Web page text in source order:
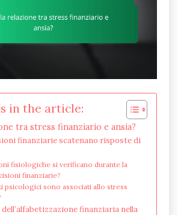
in the article:
tra stress finanziario e ansia?
finanziarie scatenano risposte di
fisiologiche si verificano durante la
finanziarie?
psicologici sono associati allo stress
finanziaria nella